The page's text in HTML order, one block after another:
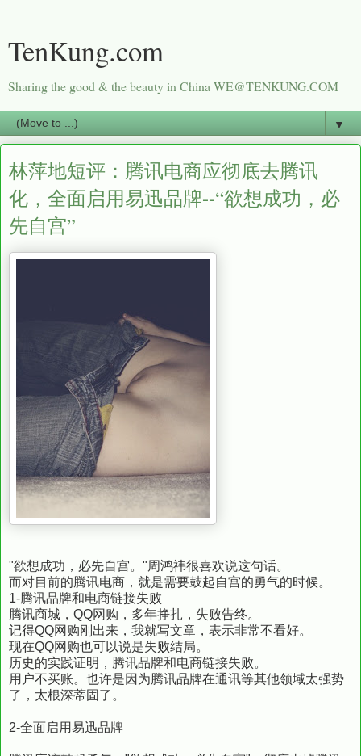
TenKung.com
Sharing the good & the beauty in China WE@TENKUNG.COM
▼
林萍地短评：腾讯电商应彻底去腾讯
化，全面启用易迅品牌--“欲想成功，必
先自宫”
"欲想成功，必先自宫。"周鸿祎很喜欢说这句话。
而对目前的腾讯电商，就是需要鼓起自宫的勇气的时候。
1-腾讯品牌和电商链接失败
腾讯商城，QQ网购，多年挣扎，失败告终。
记得QQ网购刚出来，我就写文章，表示非常不看好。
现在QQ网购也可以说是失败结局。
历史的实践证明，腾讯品牌和电商链接失败。
用户不买账。也许是因为腾讯品牌在通讯等其他领域太强势
了，太根深蒂固了。
2-全面启用易迅品牌